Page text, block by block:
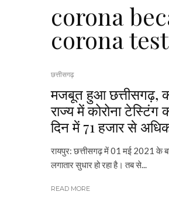
corona
corona
छत्तीसगढ़
मजबूत हुआ छत्तीसगढ़,
राज्य में कोरोना टेस्टिंग
दिन में 71 हजार से
रायपुर: छत्तीसगढ़ में 01 मई 2021 के
लगातार सुधार हो रहा है। तब से...
READ MORE